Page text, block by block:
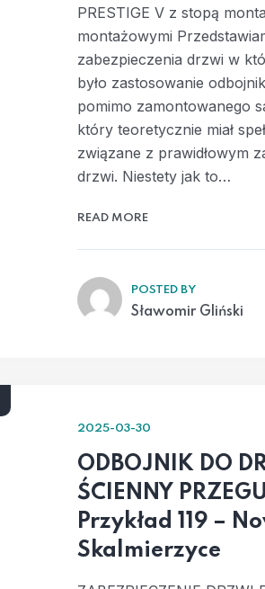
PRESTIGE V z stopą
montażowymi
zabezpieczenia drzwi w
było zastosowanie
pomimo zamontowanego
który teoretycznie miał
związane z prawidłowym
drzwi. Niestety jak to…
READ MORE
POSTED BY
Sławomir Gliński
2025-03-30
ODBOJNIK DO
ŚCIENNY
Przykład 119 –
Skalmierzyce